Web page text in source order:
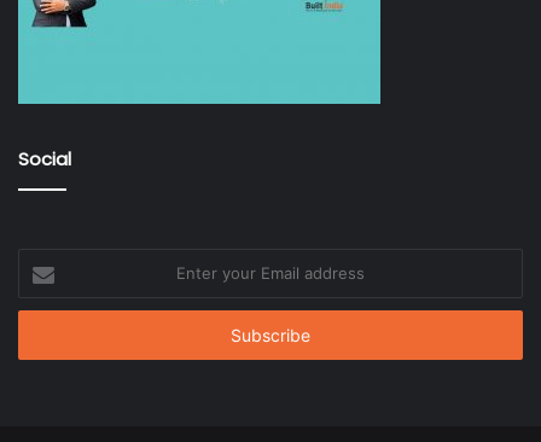
Social
your
Email